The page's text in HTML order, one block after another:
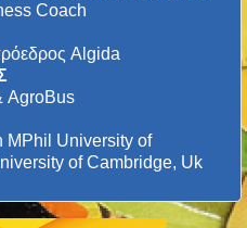
Coach
Algida
AgroBus
MPhil University of
of Cambridge, Uk